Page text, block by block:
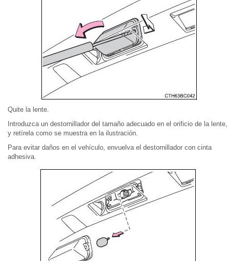
Quite la lente.
Introduzca un destornillador del tamaño adecuado en el orificio de la lente,
y retírela como se muestra en la ilustración.
Para evitar daños en el vehículo, envuelva el destornillador con cinta
adhesiva.